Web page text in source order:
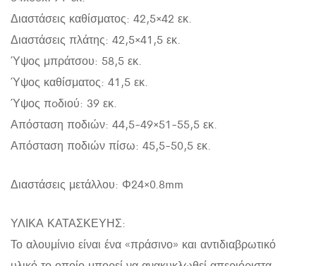
Διαστάσεις καθίσματος: 42,5×42 εκ.
Διαστάσεις πλάτης: 42,5×41,5 εκ.
Ύψος μπράτσου: 58,5 εκ.
Ύψος καθίσματος: 41,5 εκ.
Ύψος πoδιού: 39 εκ.
Απόσταση ποδιών: 44,5-49×51-55,5 εκ.
Απόσταση ποδιών πίσω: 45,5-50,5 εκ.
Διαστάσεις μετάλλου: Φ24×0.8mm
ΥΛΙΚΑ ΚΑΤΑΣΚΕΥΗΣ:
Το αλουμίνιο είναι ένα «πράσινο» και αντιδιαβρωτικό